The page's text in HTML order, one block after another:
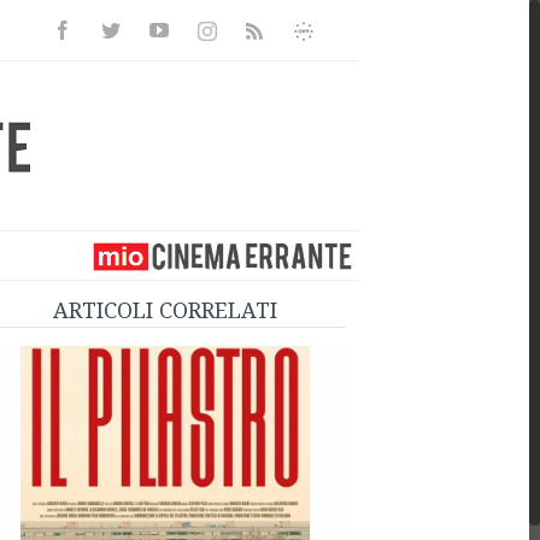
FacebookTwitterYoutubeInstagramRss
Informativa
ARTICOLI CORRELATI